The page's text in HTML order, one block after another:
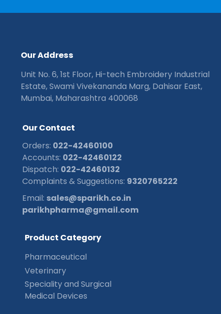
OurAddress
Unit No. 6, 1st Floor, Hi-tech Embroidery Industrial
Estate, Swami Vivekananda Marg, Dahisar East,
Mumbai, Maharashtra 400068
OurContact
Orders: 022-42460100
Accounts: 022-42460122
Dispatch: 022-42460132
Complaints & Suggestions: 9320765222
Email: sales@sparikh.co.in
parikhpharma@gmail.com
Product Category
Pharmaceutical
Veterinary
Speciality and Surgical
Medical Devices